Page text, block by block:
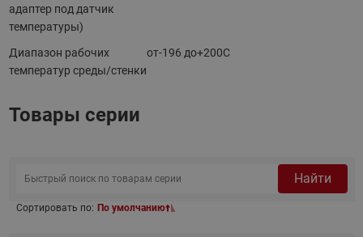
адаптер под датчик
температуры)
Диапазон рабочих
температур среды/стенки
от-196 до+200C
Товары серии
Найти
Сортировать по: По умолчанию